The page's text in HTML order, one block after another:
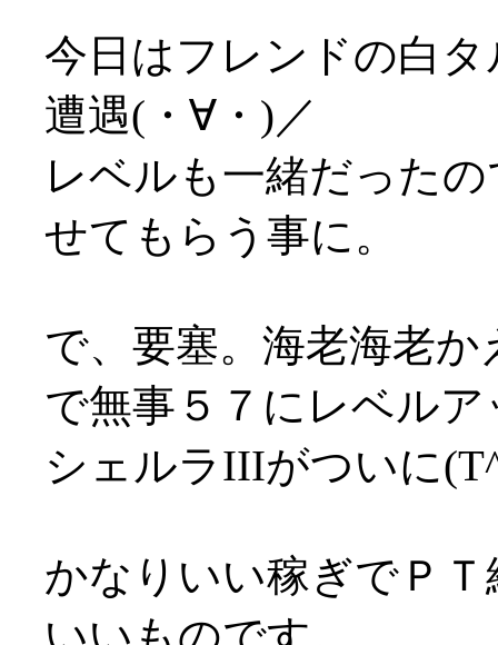
今日はフレンドの白
遭遇(・∀・)／
レベルも一緒だった
せてもらう事に。
で、要塞。海老海老
で無事５７にレベルア
シェルラIIIがついに
かなりいい稼ぎでＰ
いいものです。